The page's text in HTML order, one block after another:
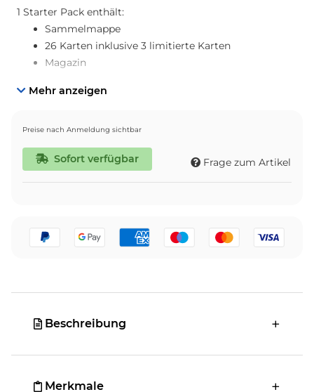
1 Starter Pack enthält:
Sammelmappe
26 Karten inklusive 3 limitierte Karten
Magazin
Mehr anzeigen
Preise nach Anmeldung sichtbar
Sofort verfügbar Frage zum Artikel
Beschreibung
Merkmale